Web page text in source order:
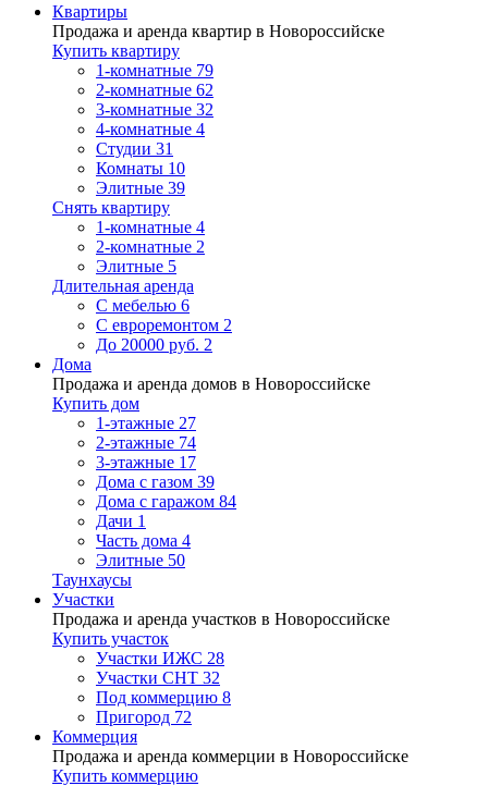
Квартиры
Продажа и аренда квартир в Новороссийске
Купить квартиру
1-комнатные 79
2-комнатные 62
3-комнатные 32
4-комнатные 4
Студии 31
Комнаты 10
Элитные 39
Снять квартиру
1-комнатные 4
2-комнатные 2
Элитные 5
Длительная аренда
С мебелью 6
С евроремонтом 2
До 20000 руб. 2
Дома
Продажа и аренда домов в Новороссийске
Купить дом
1-этажные 27
2-этажные 74
3-этажные 17
Дома с газом 39
Дома с гаражом 84
Дачи 1
Часть дома 4
Элитные 50
Таунхаусы
Участки
Продажа и аренда участков в Новороссийске
Купить участок
Участки ИЖС 28
Участки СНТ 32
Под коммерцию 8
Пригород 72
Коммерция
Продажа и аренда коммерции в Новороссийске
Купить коммерцию